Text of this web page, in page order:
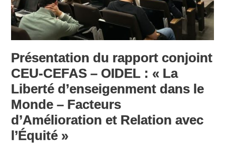
Présentation du rapport conjoint
CEU-CEFAS – OIDEL : « La
Liberté d’enseigenment dans le
Monde – Facteurs
d’Amélioration et Relation avec
l’Équité »